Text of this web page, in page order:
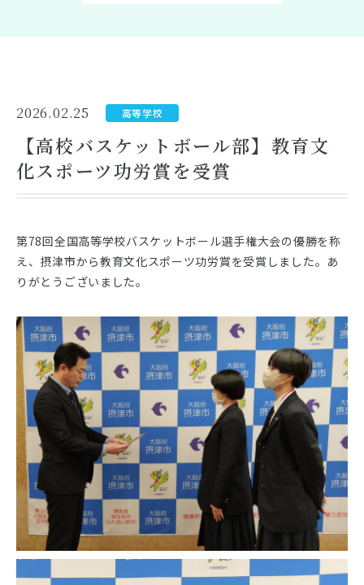
緊急時等の対応 交通アクセス
資料請求
2026.02.25 高等学校
【高校バスケットボール部】教育文
化スポーツ功労賞を受賞
第78回全国高等学校バスケットボール選手権大会の優勝を称
え、摂津市から教育文化スポーツ功労賞を受賞しました。あ
りがとうございました。